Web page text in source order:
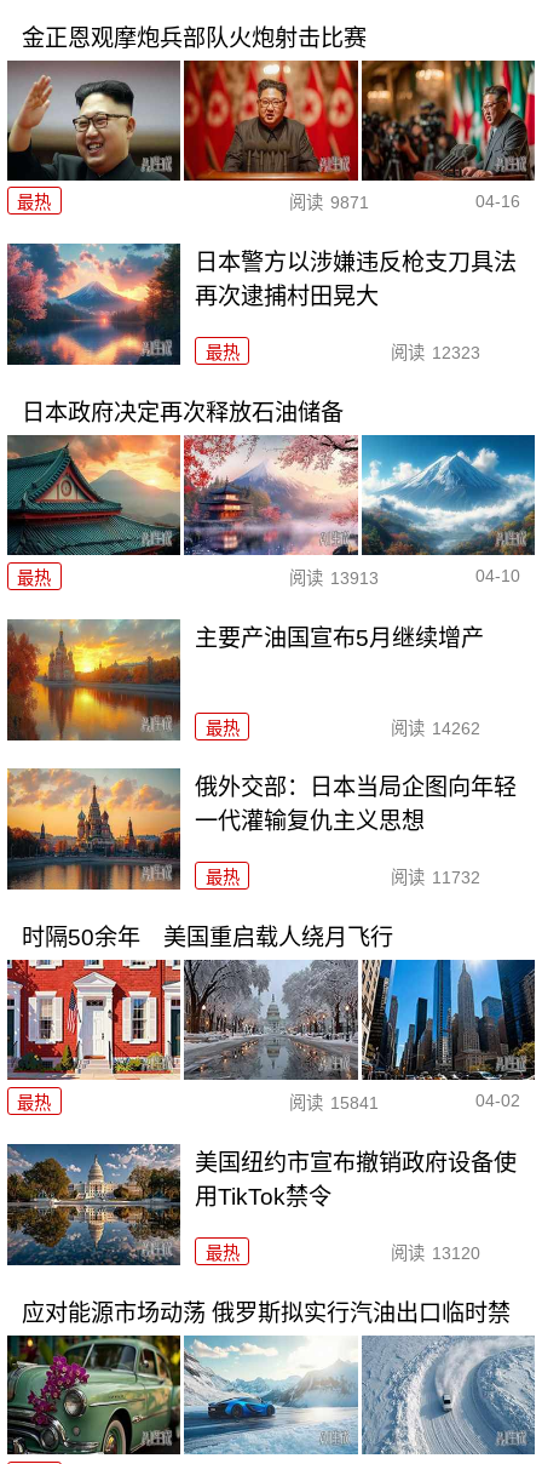
金正恩观摩炮兵部队火炮射击比赛
最热 阅读 9871 04-16
日本警方以涉嫌违反枪支刀具法
再次逮捕村田晃大
最热 阅读 12323
日本政府决定再次释放石油储备
最热 阅读 13913 04-10
主要产油国宣布5月继续增产
最热 阅读 14262
俄外交部：日本当局企图向年轻
一代灌输复仇主义思想
最热 阅读 11732
时隔50余年 美国重启载人绕月飞行
最热 阅读 15841 04-02
美国纽约市宣布撤销政府设备使
用TikTok禁令
最热 阅读 13120
应对能源市场动荡 俄罗斯拟实行汽油出口临时禁